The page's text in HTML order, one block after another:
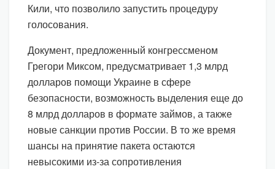
Кили, что позволило запустить процедуру
голосования.
Документ, предложенный конгрессменом
Грегори Миксом, предусматривает 1,3 млрд
долларов помощи Украине в сфере
безопасности, возможность выделения еще до
8 млрд долларов в формате займов, а также
новые санкции против России. В то же время
шансы на принятие пакета остаются
невысокими из-за сопротивления